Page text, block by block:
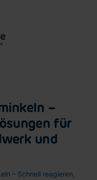
–
für
und
– Schnell reagieren,